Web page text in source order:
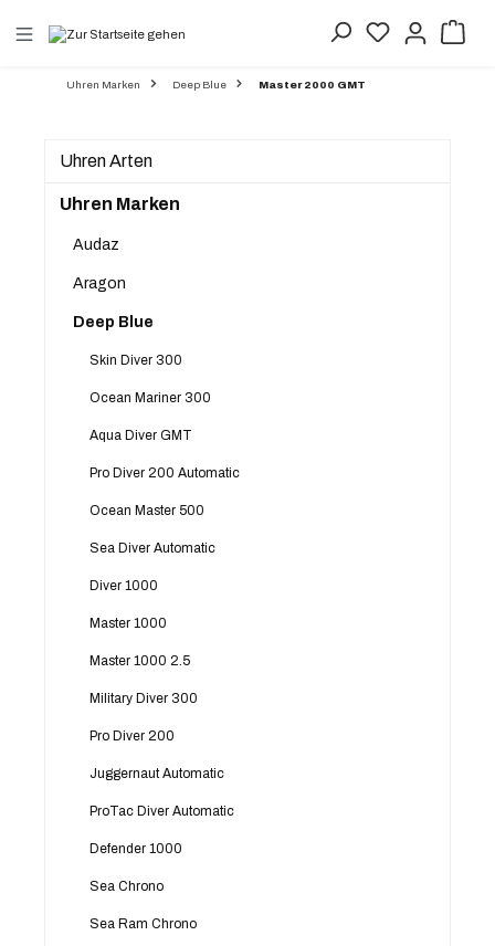
Uhren Marken Deep Blue Master 2000 GMT
Uhren Arten
Uhren Marken
Audaz
Aragon
Deep Blue
Skin Diver 300
Ocean Mariner 300
Aqua Diver GMT
Pro Diver 200 Automatic
Ocean Master 500
Sea Diver Automatic
Diver 1000
Master 1000
Master 1000 2.5
Military Diver 300
Pro Diver 200
Juggernaut Automatic
ProTac Diver Automatic
Defender 1000
Sea Chrono
Sea Ram Chrono